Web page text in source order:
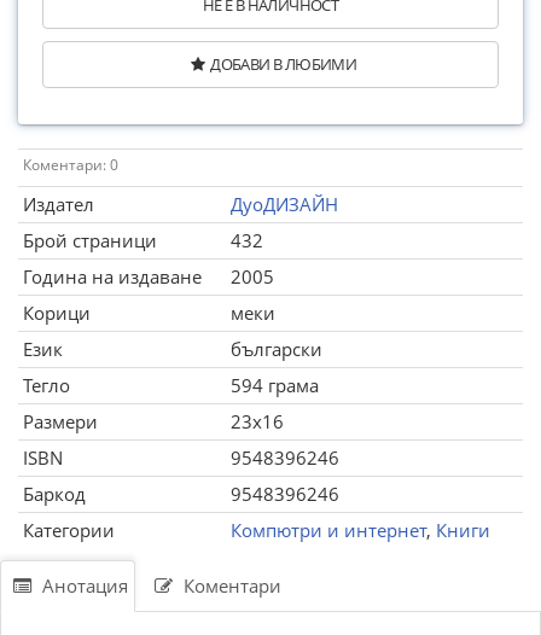
НЕ Е В НАЛИЧНОСТ
ДОБАВИ В ЛЮБИМИ
Коментари: 0
Издател
ДуоДИЗАЙН
Брой страници
432
Година на издаване
2005
Корици
меки
Език
български
Тегло
594 грама
Размери
23x16
ISBN
9548396246
Баркод
9548396246
Категории
Компютри и интернет, Книги
Анотация Коментари